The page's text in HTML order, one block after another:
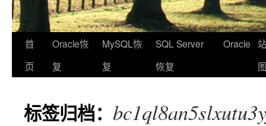
首
页
Oracle恢
复
MySQL恢
复
SQL Server
恢复
Oracle
标签归档：